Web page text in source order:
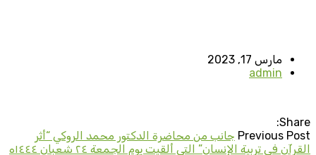
مارس 17, 2023
admin
Share:
Previous Post جانب من محاضرة الدكتور محمد الروكي “أثر
القرآن في تربية الإنسان” التي ألقيت يوم الجمعة ٢٤ شعبان ١٤٤٤ه